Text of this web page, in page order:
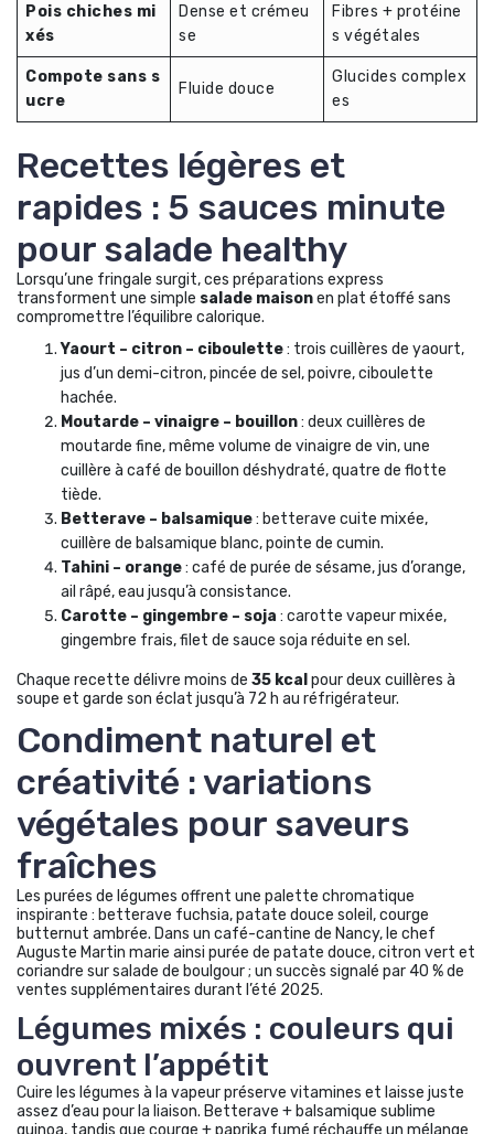
Pois chiches mi
xés
Dense et crémeu
se
Fibres + protéine
s végétales
Compote sans s
ucre
Fluide douce
Glucides complex
es
Recettes légères et
rapides : 5 sauces minute
pour salade healthy
Lorsqu’une fringale surgit, ces préparations express
transforment une simple salade maisonen plat étoffé sans
compromettre l’équilibre calorique.
Yaourt – citron – ciboulette: trois cuillères de yaourt,
jus d’un demi-citron, pincée de sel, poivre, ciboulette
hachée.
Moutarde – vinaigre – bouillon: deux cuillères de
moutarde fine, même volume de vinaigre de vin, une
cuillère à café de bouillon déshydraté, quatre de flotte
tiède.
Bette­rave – balsamique: betterave cuite mixée,
cuillère de balsamique blanc, pointe de cumin.
Tahini – orange: café de purée de sésame, jus d’orange,
ail râpé, eau jusqu’à consistance.
Carotte – gingembre – soja : carotte vapeur mixée,
gingembre frais, filet de sauce soja réduite en sel.
Chaque recette délivre moins de 35 kcal pour deux cuillères à
soupe et garde son éclat jusqu’à 72 h au réfrigérateur.
Condiment naturel et
créativité : variations
végétales pour saveurs
fraîches
Les purées de légumes offrent une palette chromatique
inspirante : betterave fuchsia, patate douce soleil, courge
butternut ambrée. Dans un café-cantine de Nancy, le chef
Auguste Martin marie ainsi purée de patate douce, citron vert et
coriandre sur salade de boulgour ; un succès signalé par 40 % de
ventes supplémentaires durant l’été 2025.
Légumes mixés : couleurs qui
ouvrent l’appétit
Cuire les légumes à la vapeur préserve vitamines et laisse juste
assez d’eau pour la liaison. Betterave + balsamique sublime
quinoa, tandis que courge + paprika fumé réchauffe un mélange